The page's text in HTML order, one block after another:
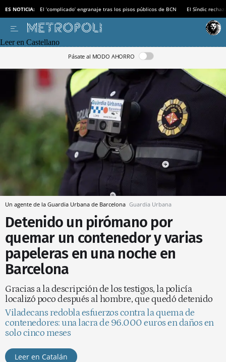
ES NOTICIA: El ‘complicado’ engranaje tras los pisos públicos de BCN El Síndic
Leer en Castellano
Pásate al MODO AHORRO
Un agente de la Guardia Urbana de Barcelona Guardia Urbana
Detenido un pirómano por
quemar un contenedor y varias
papeleras en una noche en
Barcelona
Gracias a la descripción de los testigos, la policía
localizó poco después al hombre, que quedó detenido
Viladecans redobla esfuerzos contra la quema de
contenedores: una lacra de 96.000 euros en daños en
solo cinco meses
Leer en Catalán